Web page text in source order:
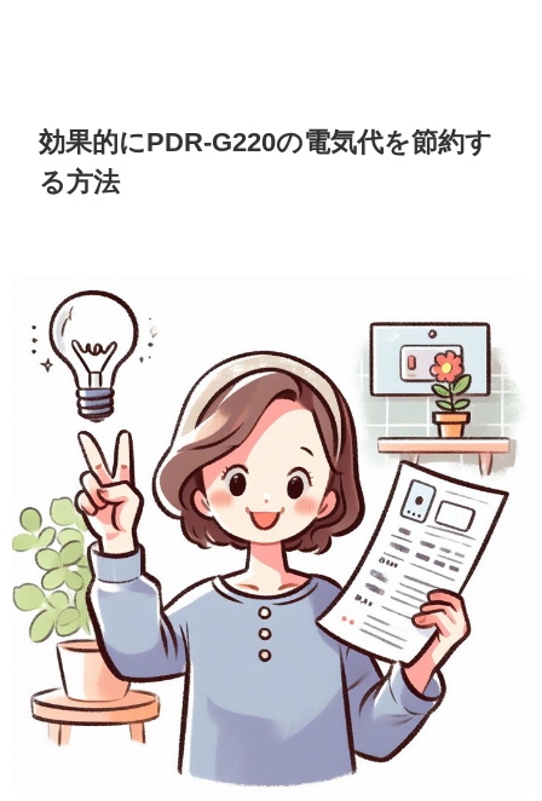
効果的にPDR-G220の電気代を節約す
る方法